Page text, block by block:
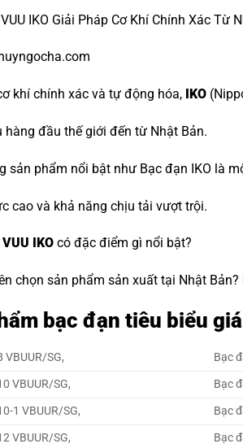
IKO Giải Pháp Cơ Khí Chính Xác
khí chính xác và tự động hóa, IKO
hàng đầu thế giới đến từ Nhật Bản.
sản phẩm nổi bật như Bạc đạn IKO là
cao và khả năng chịu tải vượt trội.
IKO có đặc điểm gì nổi bật?
chọn sản phẩm sản xuất tại Nhật
bạc đạn tiêu biểu
VBUUR/SG, Bạc
VBUUR/SG,
Bạc
1 VBUUR/SG,
Bạc
VBUUR/SG,
Bạc